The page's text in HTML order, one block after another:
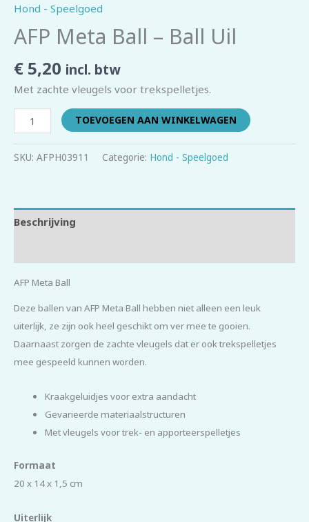
Hond - Speelgoed
AFP Meta Ball – Ball Uil
€ 5,20 incl. btw
Met zachte vleugels voor trekspelletjes.
TOEVOEGEN AAN WINKELWAGEN
SKU: AFPH03911 Categorie: Hond - Speelgoed
Beschrijving
AFP Meta Ball
Deze ballen van AFP Meta Ball hebben niet alleen een leuk
uiterlijk, ze zijn ook heel geschikt om ver mee te gooien.
Daarnaast zorgen de zachte vleugels dat er ook trekspelletjes
mee gespeeld kunnen worden.
Kraakgeluidjes voor extra aandacht
Gevarieerde materiaalstructuren
Met vleugels voor trek- en apporteerspelletjes
Formaat
20 x 14 x 1,5 cm
Uiterlijk